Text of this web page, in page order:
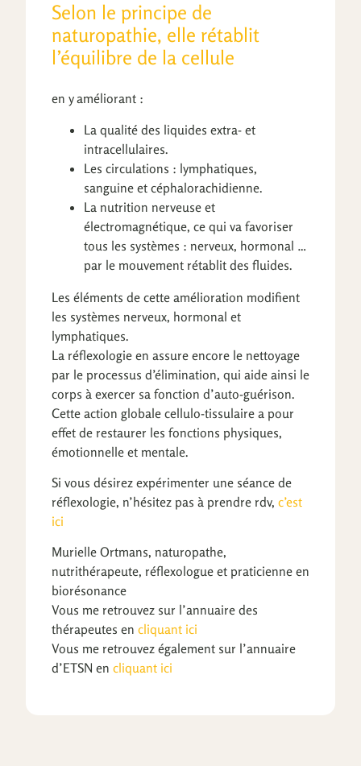
Selon le principe de
naturopathie, elle rétablit
l’équilibre de la cellule
en y améliorant :
La qualité des liquides extra- et
intracellulaires.
Les circulations : lymphatiques,
sanguine et céphalorachidienne.
La nutrition nerveuse et
électromagnétique, ce qui va favoriser
tous les systèmes : nerveux, hormonal …
par le mouvement rétablit des fluides.
Les éléments de cette amélioration modifient
les systèmes nerveux, hormonal et
lymphatiques.
La réflexologie en assure encore le nettoyage
par le processus d’élimination, qui aide ainsi le
corps à exercer sa fonction d’auto-guérison.
Cette action globale cellulo-tissulaire a pour
effet de restaurer les fonctions physiques,
émotionnelle et mentale.
Si vous désirez expérimenter une séance de
réflexologie, n’hésitez pas à prendre rdv, c’est
ici
Murielle Ortmans, naturopathe,
nutrithérapeute, réflexologue et praticienne en
biorésonance
Vous me retrouvez sur l’annuaire des
thérapeutes en cliquant ici
Vous me retrouvez également sur l’annuaire
d’ETSN en cliquant ici